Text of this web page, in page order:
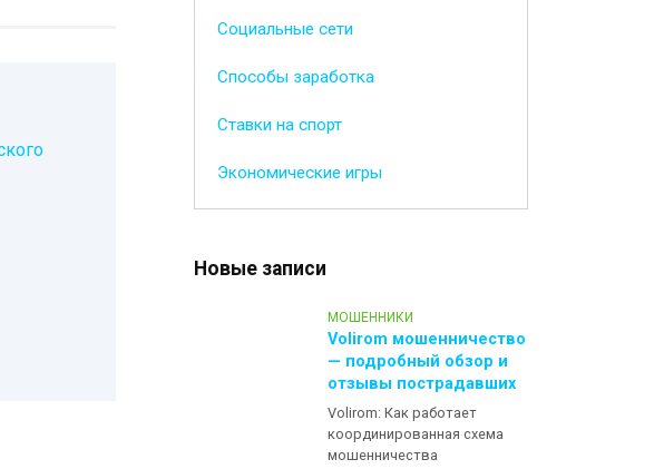
Социальные сети
Способы заработка
Ставки на спорт
Экономические игры
Новые записи
МОШЕННИКИ
Volirom мошенничество
— подробный обзор и
отзывы пострадавших
Volirom: Как работает
координированная схема
мошенничества